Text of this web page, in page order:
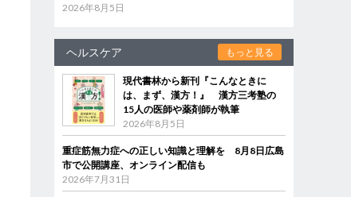
2026年8月5日
ヘルスケア もっと見る
現代書林から新刊『こんなときに
は、まず、漢方！』 漢方三考塾の
15人の医師や薬剤師が執筆
2026年8月5日
重症筋無力症への正しい知識と理解を 8月8日広島
市で公開講座、オンライン配信も
2026年7月31日